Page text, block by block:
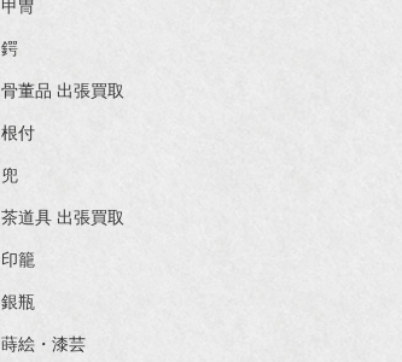
甲冑
鍔
骨董品 出張買取
根付
兜
茶道具 出張買取
印籠
銀瓶
蒔絵・漆芸